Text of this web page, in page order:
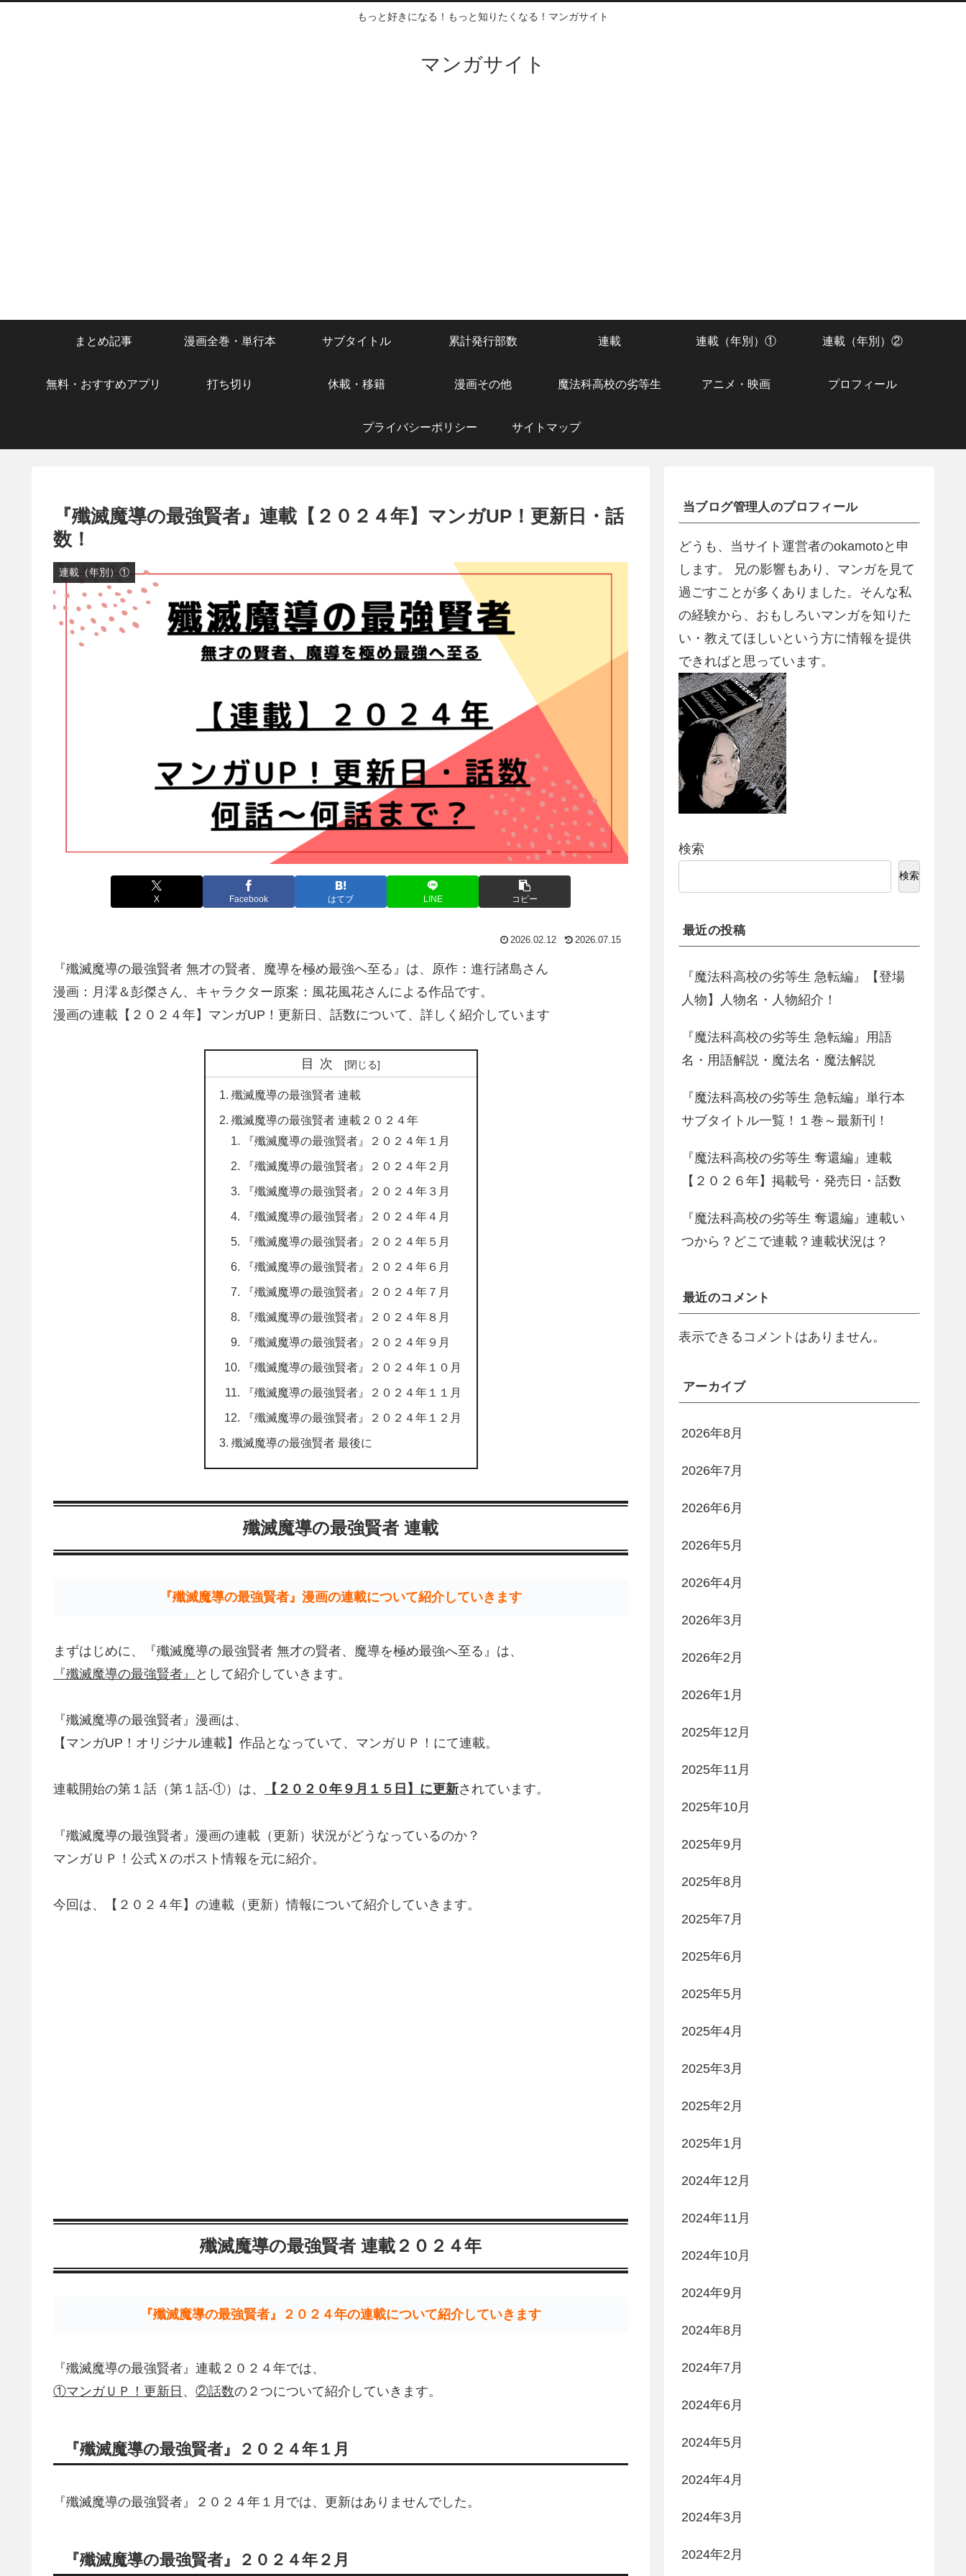
もっと好きになる！もっと知りたくなる！マンガサイト
マンガサイト
まとめ記事 漫画全巻・単行本 サブタイトル 累計発行部数 連載 連載（年別）① 連載（年別）②
無料・おすすめアプリ 打ち切り 休載・移籍 漫画その他 魔法科高校の劣等生 アニメ・映画 プロフィール
プライバシーポリシー サイトマップ
『殲滅魔導の最強賢者』連載【２０２４年】マンガUP！更新日・話
数！
連載（年別）①
X Facebook はてブ LINE コピー
2026.02.12 2026.07.15
『殲滅魔導の最強賢者 無才の賢者、魔導を極め最強へ至る』は、原作：進行諸島さん
漫画：月澪＆彭傑さん、キャラクター原案：風花風花さんによる作品です。
漫画の連載【２０２４年】マンガUP！更新日、話数について、詳しく紹介しています
目次
殲滅魔導の最強賢者 連載
殲滅魔導の最強賢者 連載２０２４年
『殲滅魔導の最強賢者』２０２４年１月
『殲滅魔導の最強賢者』２０２４年２月
『殲滅魔導の最強賢者』２０２４年３月
『殲滅魔導の最強賢者』２０２４年４月
『殲滅魔導の最強賢者』２０２４年５月
『殲滅魔導の最強賢者』２０２４年６月
『殲滅魔導の最強賢者』２０２４年７月
『殲滅魔導の最強賢者』２０２４年８月
『殲滅魔導の最強賢者』２０２４年９月
『殲滅魔導の最強賢者』２０２４年１０月
『殲滅魔導の最強賢者』２０２４年１１月
『殲滅魔導の最強賢者』２０２４年１２月
殲滅魔導の最強賢者 最後に
殲滅魔導の最強賢者 連載
『殲滅魔導の最強賢者』漫画の連載について紹介していきます
まずはじめに、『殲滅魔導の最強賢者 無才の賢者、魔導を極め最強へ至る』は、
『殲滅魔導の最強賢者』
として紹介していきます。
『殲滅魔導の最強賢者』漫画は、
【マンガUP！オリジナル連載】作品となっていて、マンガＵＰ！にて連載。
連載開始の第１話（第１話-①）は、 【２０２０年９月１５日】に更新されています。
『殲滅魔導の最強賢者』漫画の連載（更新）状況がどうなっているのか？
マンガＵＰ！公式Ｘのポスト情報を元に紹介。
今回は、【２０２４年】の連載（更新）情報について紹介していきます。
殲滅魔導の最強賢者 連載２０２４年
『殲滅魔導の最強賢者』２０２４年の連載について紹介していきます
『殲滅魔導の最強賢者』連載２０２４年では、
①マンガＵＰ！更新日 、 ②話数の２つについて紹介していきます。
『殲滅魔導の最強賢者』２０２４年１月
『殲滅魔導の最強賢者』２０２４年１月では、更新はありませんでした。
『殲滅魔導の最強賢者』２０２４年２月
当ブログ管理人のプロフィール
どうも、当サイト運営者のokamotoと申
します。 兄の影響もあり、マンガを見て
過ごすことが多くありました。そんな私
の経験から、おもしろいマンガを知りた
い・教えてほしいという方に情報を提供
できればと思っています。
検索
検索
最近の投稿
『魔法科高校の劣等生 急転編』【登場
人物】人物名・人物紹介！
『魔法科高校の劣等生 急転編』用語
名・用語解説・魔法名・魔法解説
『魔法科高校の劣等生 急転編』単行本
サブタイトル一覧！１巻～最新刊！
『魔法科高校の劣等生 奪還編』連載
【２０２６年】掲載号・発売日・話数
『魔法科高校の劣等生 奪還編』連載い
つから？どこで連載？連載状況は？
最近のコメント
表示できるコメントはありません。
アーカイブ
2026年8月
2026年7月
2026年6月
2026年5月
2026年4月
2026年3月
2026年2月
2026年1月
2025年12月
2025年11月
2025年10月
2025年9月
2025年8月
2025年7月
2025年6月
2025年5月
2025年4月
2025年3月
2025年2月
2025年1月
2024年12月
2024年11月
2024年10月
2024年9月
2024年8月
2024年7月
2024年6月
2024年5月
2024年4月
2024年3月
2024年2月